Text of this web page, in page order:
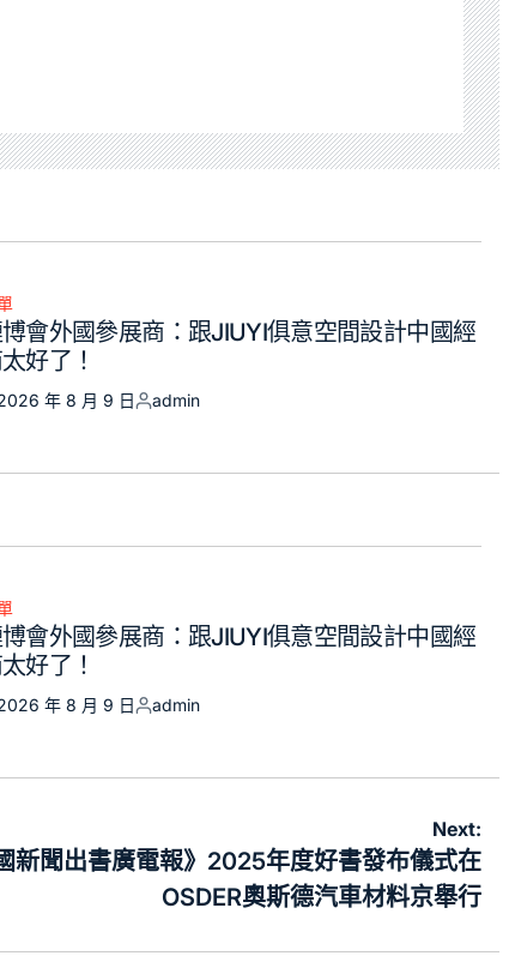
會外國參展商：跟JIUYI俱意空間設計中國經
好了！
年 8 月 9 日
Posted
admin
會外國參展商：跟JIUYI俱意空間設計中國經
好了！
年 8 月 9 日
Posted
admin
Next:
新聞出書廣電報》2025年度好書發布儀式在
OSDER奧斯德汽車材料京舉行